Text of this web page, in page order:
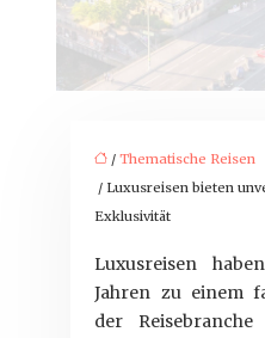
/Thematische Reisen
/ Luxusreisen bieten
Exklusivität
Luxusreisen
Jahren zu einem
der